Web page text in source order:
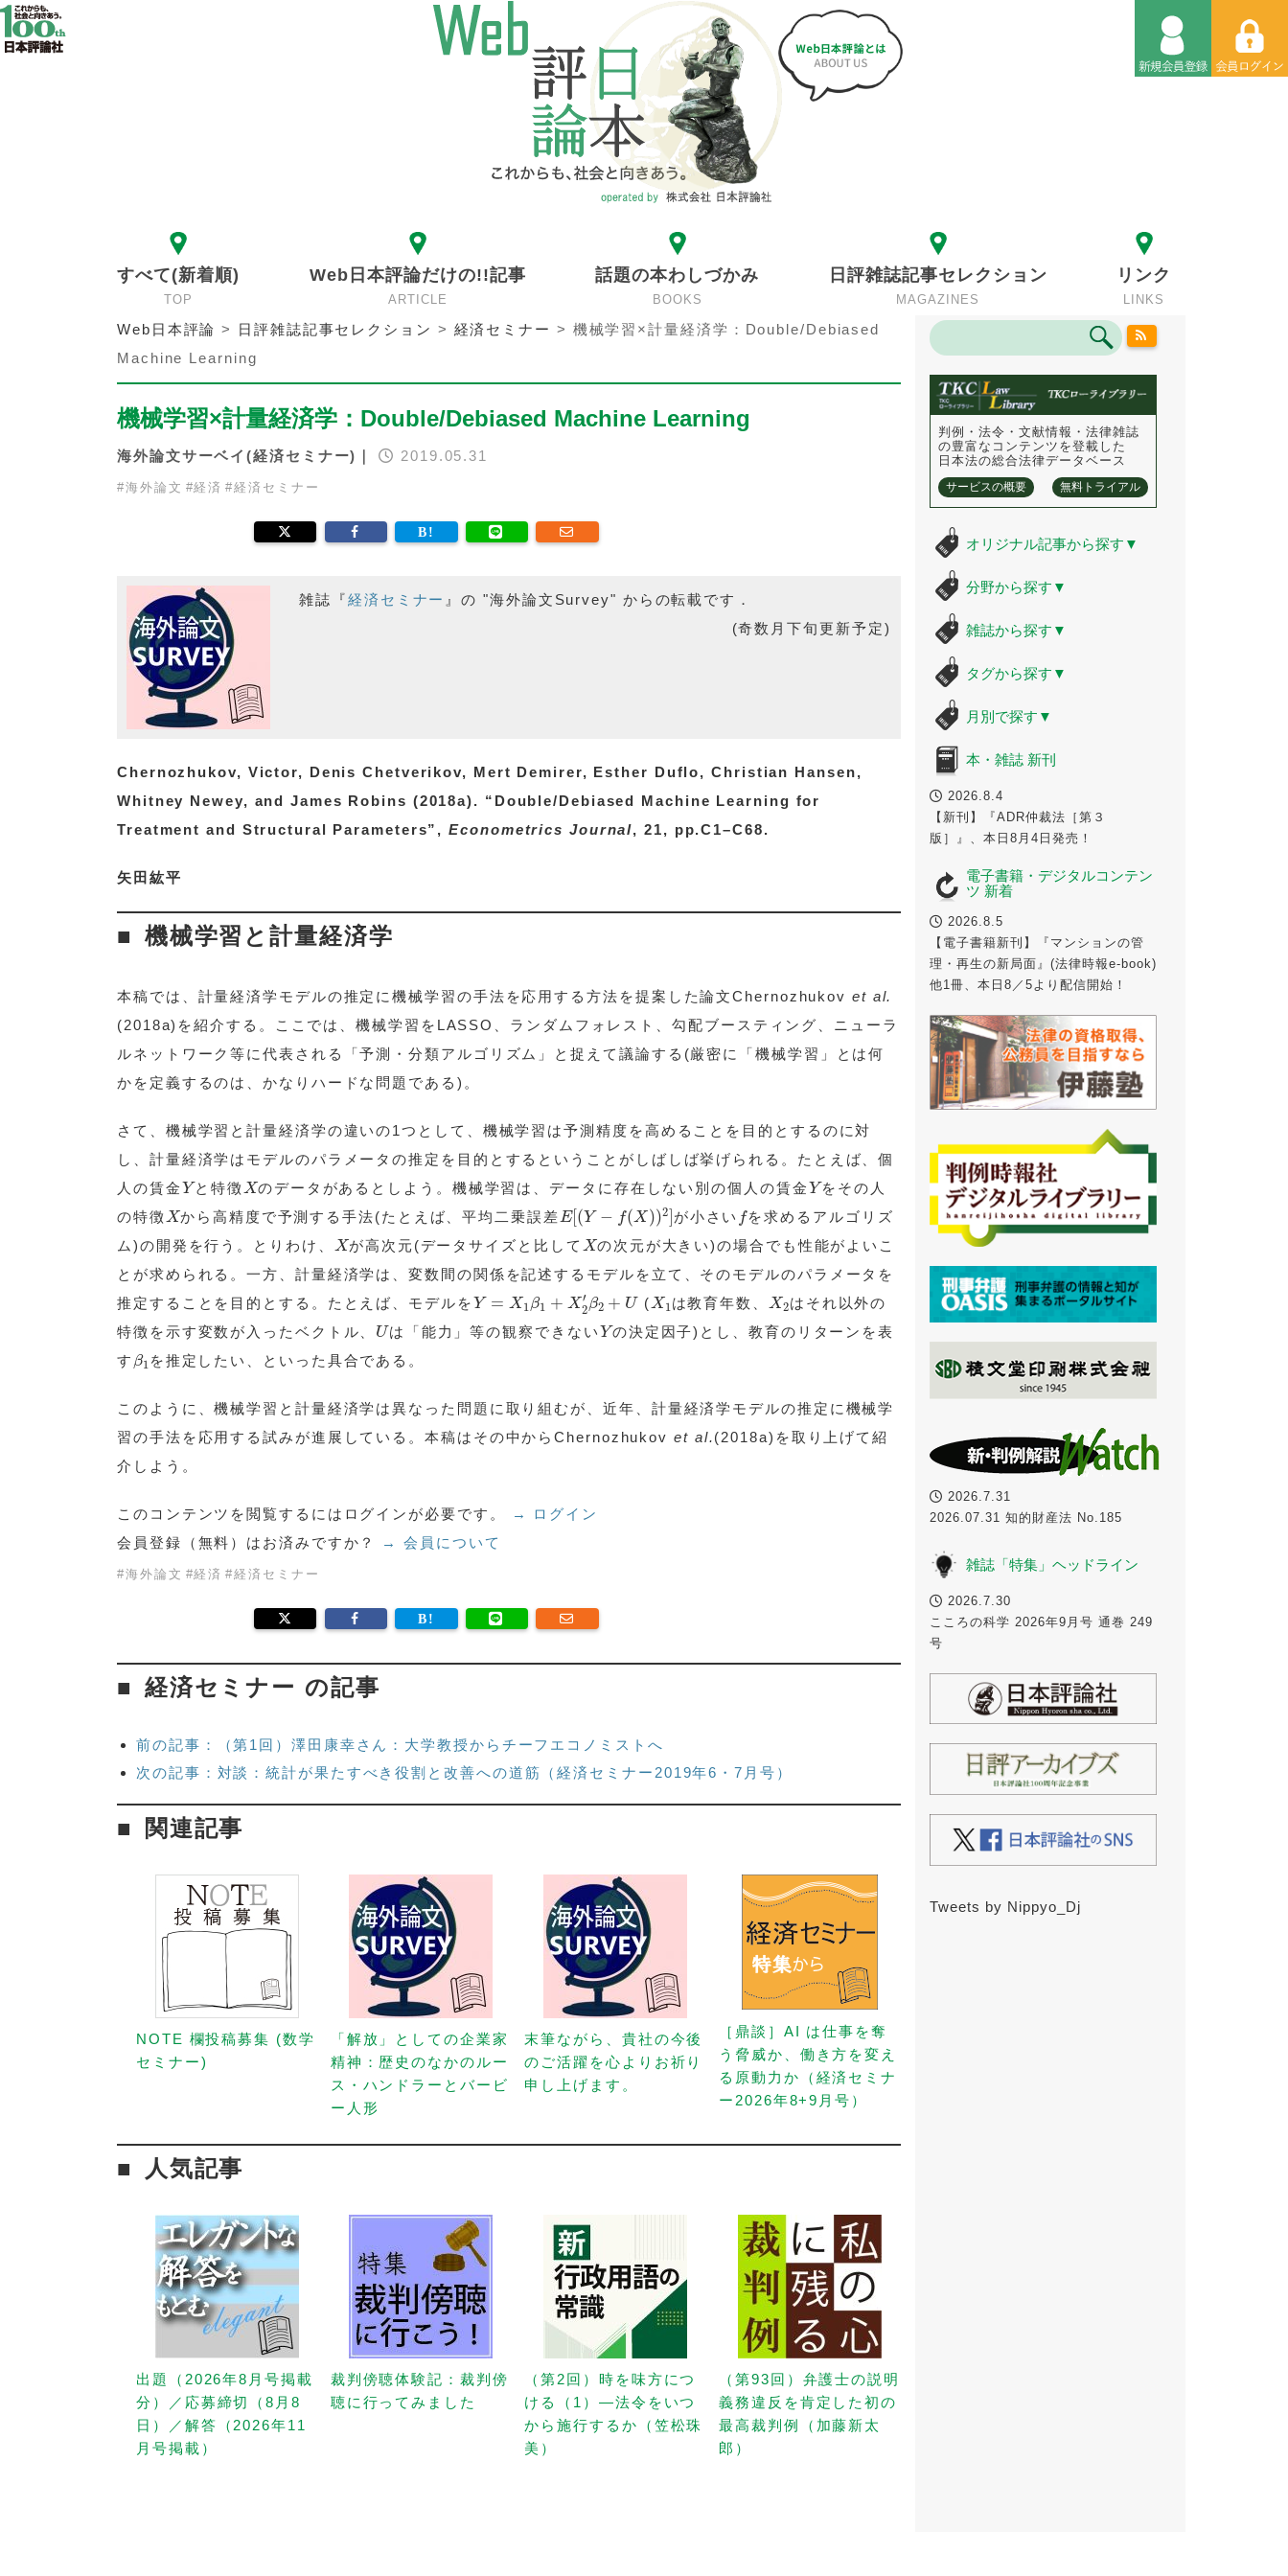
すべて(新着順)
TOP
Web日本評論だけの!!記事
ARTICLE
話題の本わしづかみ
BOOKS
日評雑誌記事セレクション
MAGAZINES
リンク
LINKS
Web日本評論 > 日評雑誌記事セレクション > 経済セミナー > 機械学習×計量経済学：Double/Debiased
Machine Learning
機械学習×計量経済学：Double/Debiased Machine Learning
海外論文サーベイ(経済セミナー)｜ 2019.05.31
#海外論文 #経済 #経済セミナー
雑誌『経済セミナー 』の "海外論文Survey" からの転載です．
(奇数月下旬更新予定)
Chernozhukov, Victor, Denis Chetverikov, Mert Demirer, Esther Duflo, Christian Hansen,
Whitney Newey, and James Robins (2018a). “Double/Debiased Machine Learning for
Treatment and Structural Parameters”,Econometrics Journal, 21, pp.C1–C68.
矢田紘平
機械学習と計量経済学
本稿では、計量経済学モデルの推定に機械学習の手法を応用する方法を提案した論文Chernozhukov et al.
(2018a)を紹介する。ここでは、機械学習をLASSO、ランダムフォレスト、勾配ブースティング、ニューラ
ルネットワーク等に代表される「予測・分類アルゴリズム」と捉えて議論する(厳密に「機械学習」とは何
かを定義するのは、かなりハードな問題である)。
さて、機械学習と計量経済学の違いの1つとして、機械学習は予測精度を高めることを目的とするのに対
し、計量経済学はモデルのパラメータの推定を目的とするということがしばしば挙げられる。たとえば、個
人の賃金 Y
Yと特徴X
X のデータがあるとしよう。機械学習は、データに存在しない別の個人の賃金 Y
Yをその人
の特徴X
X から高精度で予測する手法(たとえば、平均二乗誤差E[ (Y − f(X ))2
E[(Y− X))2] が小さい f
f を求めるアルゴリズ
ム)の開発を行う。とりわけ、 X
X が高次元(データサイズと比して X
X の次元が大きい)の場合でも性能がよいこ
とが求められる。一方、計量経済学は、変数間の関係を記述するモデルを立て、そのモデルのパラメータを
推定することを目的とする。たとえば、モデルを Y = X 1 β1 + X ′
2β2 + U
Y= 1β 1+ X2 β2 + (X 1
X1 は教育年数、 X2
X2 はそれ以外の
特徴を示す変数が入ったベクトル、 U
Uは「能力」等の観察できない Y
Yの決定因子)とし、教育のリターンを表
す β1
β1を推定したい、といった具合である。
このように、機械学習と計量経済学は異なった問題に取り組むが、近年、計量経済学モデルの推定に機械学
習の手法を応用する試みが進展している。本稿はその中からChernozhukov et al.(2018a)を取り上げて紹
介しよう。
このコンテンツを閲覧するにはログインが必要です。
→ ログイン
会員登録（無料）はお済みですか？
→ 会員について
#海外論文 #経済 #経済セミナー
経済セミナー の記事
前の記事：（第1回）澤田康幸さん：大学教授からチーフエコノミストへ
次の記事：対談：統計が果たすべき役割と改善への道筋（経済セミナー2019年6・7月号）
関連記事
NOTE 欄投稿募集 (数学
セミナー)
「解放」としての企業家
精神：歴史のなかのルー
ス・ハンドラーとバービ
ー人形
末筆ながら、貴社の今後
のご活躍を心よりお祈り
申し上げます。
［鼎談］AI は仕事を奪
う脅威か、働き方を変え
る原動力か（経済セミナ
ー2026年8+9月号）
人気記事
出題（2026年8月号掲載
分）／応募締切（8月8
日）／解答（2026年11
月号掲載）
裁判傍聴体験記：裁判傍
聴に行ってみました
（第2回）時を味方につ
ける（1）—法令をいつ
から施行するか（笠松珠
美）
（第93回）弁護士の説明
義務違反を肯定した初の
最高裁判例（加藤新太
郎）
判例・法令・文献情報・法律雑誌
の豊富なコンテンツを登載した
日本法の総合法律データベース
サービスの概要 無料トライアル
オリジナル記事から探す ▼
分野から探す ▼
雑誌から探す ▼
タグから探す ▼
月別で探す ▼
本・雑誌 新刊
2026.8.4
【新刊】『ADR仲裁法［第３
版］』、本日8月4日発売！
電子書籍・デジタルコンテン
ツ 新着
2026.8.5
【電子書籍新刊】『マンションの管
理・再生の新局面』(法律時報e-book)
他1冊、本日8／5より配信開始！
2026.7.31
2026.07.31 知的財産法 No.185
雑誌「特集」ヘッドライン
2026.7.30
こころの科学 2026年9月号 通巻 249
号
Tweets by Nippyo_Dj